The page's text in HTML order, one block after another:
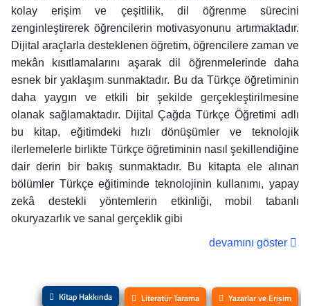
kolay erişim ve çeşitlilik, dil öğrenme sürecini
zenginleştirerek öğrencilerin motivasyonunu artırmaktadır.
Dijital araçlarla desteklenen öğretim, öğrencilere zaman ve
mekân kısıtlamalarını aşarak dil öğrenmelerinde daha
esnek bir yaklaşım sunmaktadır. Bu da Türkçe öğretiminin
daha yaygın ve etkili bir şekilde gerçekleştirilmesine
olanak sağlamaktadır. Dijital Çağda Türkçe Öğretimi adlı
bu kitap, eğitimdeki hızlı dönüşümler ve teknolojik
ilerlemelerle birlikte Türkçe öğretiminin nasıl şekillendiğine
dair derin bir bakış sunmaktadır. Bu kitapta ele alınan
bölümler Türkçe eğitiminde teknolojinin kullanımı, yapay
zekâ destekli yöntemlerin etkinliği, mobil tabanlı
okuryazarlık ve sanal gerçeklik gibi
devamını göster
Kitap Hakkında Literatür Tarama Yazarlar ve Erişim